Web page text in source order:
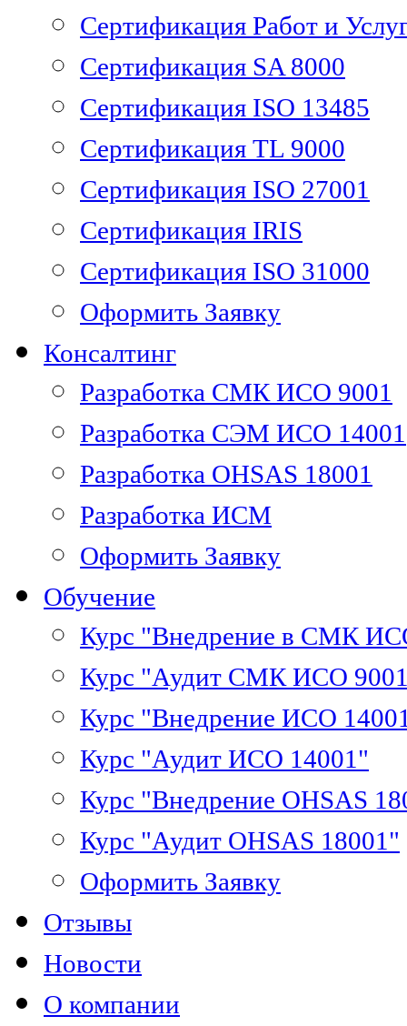
Сертификация Работ и
Сертификация SA 8000
Сертификация ISO 13485
Сертификация TL 9000
Сертификация ISO 27001
Сертификация IRIS
Сертификация ISO 31000
Оформить Заявку
Консалтинг
Разработка СМК ИСО 9001
Разработка СЭМ ИСО 14001
Разработка OHSAS 18001
Разработка ИСМ
Оформить Заявку
Обучение
Курс "Внедрение в СМК
Курс "Аудит СМК ИСО
Курс "Внедрение ИСО
Курс "Аудит ИСО 14001"
Курс "Внедрение OHSAS
Курс "Аудит OHSAS 18001"
Оформить Заявку
Отзывы
Новости
О компании